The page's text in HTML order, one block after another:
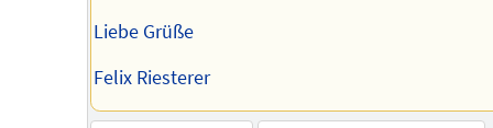
Liebe Grüße
Felix Riesterer